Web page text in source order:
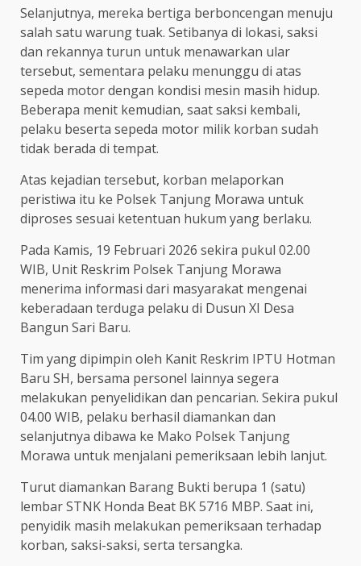
Selanjutnya, mereka bertiga berboncengan menuju
salah satu warung tuak. Setibanya di lokasi, saksi
dan rekannya turun untuk menawarkan ular
tersebut, sementara pelaku menunggu di atas
sepeda motor dengan kondisi mesin masih hidup.
Beberapa menit kemudian, saat saksi kembali,
pelaku beserta sepeda motor milik korban sudah
tidak berada di tempat.
Atas kejadian tersebut, korban melaporkan
peristiwa itu ke Polsek Tanjung Morawa untuk
diproses sesuai ketentuan hukum yang berlaku.
Pada Kamis, 19 Februari 2026 sekira pukul 02.00
WIB, Unit Reskrim Polsek Tanjung Morawa
menerima informasi dari masyarakat mengenai
keberadaan terduga pelaku di Dusun XI Desa
Bangun Sari Baru.
Tim yang dipimpin oleh Kanit Reskrim IPTU Hotman
Baru SH, bersama personel lainnya segera
melakukan penyelidikan dan pencarian. Sekira pukul
04.00 WIB, pelaku berhasil diamankan dan
selanjutnya dibawa ke Mako Polsek Tanjung
Morawa untuk menjalani pemeriksaan lebih lanjut.
Turut diamankan Barang Bukti berupa 1 (satu)
lembar STNK Honda Beat BK 5716 MBP. Saat ini,
penyidik masih melakukan pemeriksaan terhadap
korban, saksi-saksi, serta tersangka.